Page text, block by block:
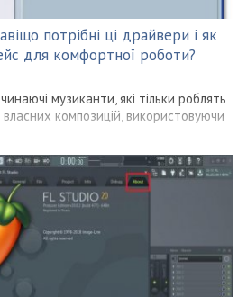
потрібні ці драйвери і як
для комфортної роботи?
музиканти, які тільки роблять
композицій, використовуючи